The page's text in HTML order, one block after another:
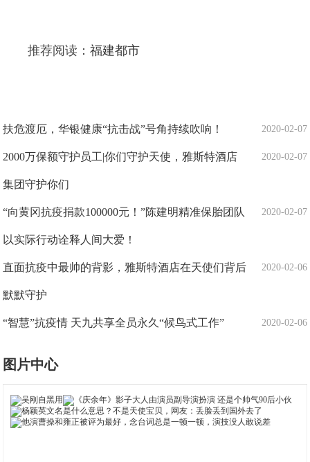
推荐阅读：福建都市
2020-02-07
扶危渡厄，华银健康“抗击战”号角持续吹响！
2020-02-07
2000万保额守护员工|你们守护天使，雅斯特酒店
集团守护你们
2020-02-07
“向黄冈抗疫捐款100000元！”陈建明精准保胎团队
以实际行动诠释人间大爱！
2020-02-06
直面抗疫中最帅的背影，雅斯特酒店在天使们背后
默默守护
2020-02-06
“智慧”抗疫情 天九共享全员永久“候鸟式工作”
图片中心